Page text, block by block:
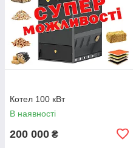
Котел 100 кВт
В наявності
200 000 ₴